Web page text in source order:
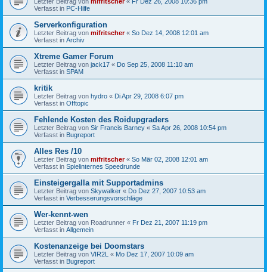
Verfasst in PC-Hilfe
Serverkonfiguration
Letzter Beitrag von mifritscher« So Dez 14, 2008 12:01 am
Verfasst in Archiv
Xtreme Gamer Forum
Letzter Beitrag von jack17 « Do Sep 25, 2008 11:10 am
Verfasst in SPAM
kritik
Letzter Beitrag von hydro « Di Apr 29, 2008 6:07 pm
Verfasst in Offtopic
Fehlende Kosten des Roidupgraders
Letzter Beitrag von Sir Francis Barney « Sa Apr 26, 2008 10:54 pm
Verfasst in Bugreport
Alles Res /10
Letzter Beitrag von mifritscher« So Mär 02, 2008 12:01 am
Verfasst in Spielinternes Speedrunde
Einsteigergalla mit Supportadmins
Letzter Beitrag von Skywalker « Do Dez 27, 2007 10:53 am
Verfasst in Verbesserungsvorschläge
Wer-kennt-wen
Letzter Beitrag von Roadrunner « Fr Dez 21, 2007 11:19 pm
Verfasst in Allgemein
Kostenanzeige bei Doomstars
Letzter Beitrag von VIR2L « Mo Dez 17, 2007 10:09 am
Verfasst in Bugreport